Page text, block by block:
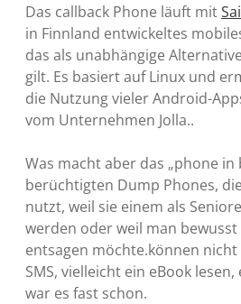
Das callback Phone läuft mit
in Finnland entwickeltes
das als unabhängige
gilt. Es basiert auf Linux und
die Nutzung vieler Android-
vom Unternehmen Jolla..
Was macht aber das „phone in
berüchtigten Dump Phones,
nutzt, weil sie einem als
werden oder weil man bewusst
entsagen möchte.können nicht
SMS, vielleicht ein eBook
war es fast schon.